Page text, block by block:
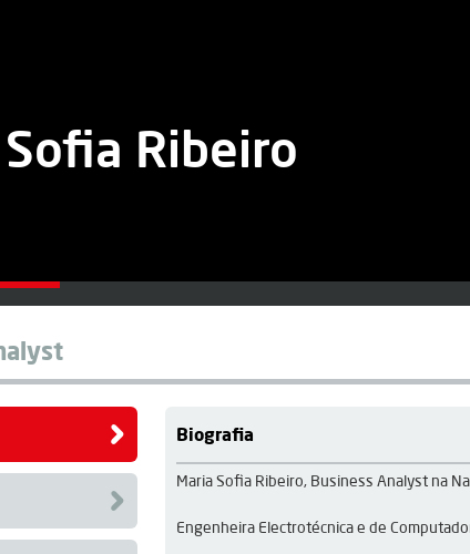
Ribeiro
Biografia
Maria Sofia Ribeiro, Business Analyst na
Engenheira Electrotécnica e de